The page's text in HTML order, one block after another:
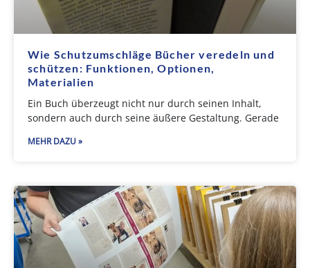
Wie Schutzumschläge Bücher veredeln und
schützen: Funktionen, Optionen,
Materialien
Ein Buch überzeugt nicht nur durch seinen Inhalt,
sondern auch durch seine äußere Gestaltung. Gerade
MEHR DAZU »